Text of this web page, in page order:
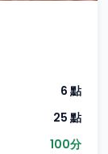
6 點
25 點
100分